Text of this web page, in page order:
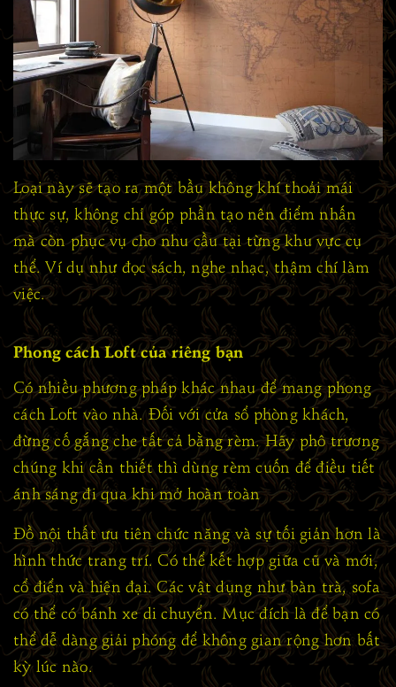
Loại này sẽ tạo ra một bầu không khí thoải mái
thực sự, không chỉ góp phần tạo nên điểm nhấn
mà còn phục vụ cho nhu cầu tại từng khu vực cụ
thể. Ví dụ như đọc sách, nghe nhạc, thậm chí làm
việc.
Phong cách Loft của riêng bạn
Có nhiều phương pháp khác nhau để mang phong
cách Loft vào nhà. Đối với cửa sổ phòng khách,
đừng cố gắng che tất cả bằng rèm. Hãy phô trương
chúng khi cần thiết thì dùng rèm cuốn để điều tiết
ánh sáng đi qua khi mở hoàn toàn
Đồ nội thất ưu tiên chức năng và sự tối giản hơn là
hình thức trang trí. Có thể kết hợp giữa cũ và mới,
cổ điển và hiện đại. Các vật dụng như bàn trà, sofa
có thể có bánh xe di chuyển. Mục đích là để bạn có
thể dễ dàng giải phóng để không gian rộng hơn bất
kỳ lúc nào.